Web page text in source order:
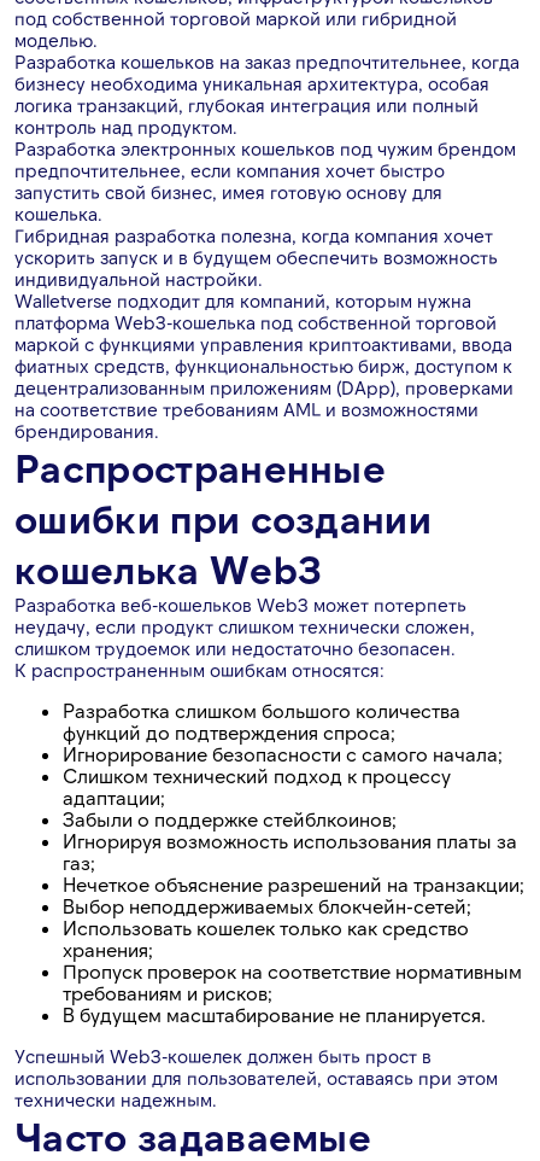
под собственной торговой маркой или гибридной
моделью.
Разработка кошельков на заказ предпочтительнее, когда
бизнесу необходима уникальная архитектура, особая
логика транзакций, глубокая интеграция или полный
контроль над продуктом.
Разработка электронных кошельков под чужим брендом
предпочтительнее, если компания хочет быстро
запустить свой бизнес, имея готовую основу для
кошелька.
Гибридная разработка полезна, когда компания хочет
ускорить запуск и в будущем обеспечить возможность
индивидуальной настройки.
Walletverse подходит для компаний, которым нужна
платформа Web3-кошелька под собственной торговой
маркой с функциями управления криптоактивами, ввода
фиатных средств, функциональностью бирж, доступом к
децентрализованным приложениям (DApp), проверками
на соответствие требованиям AML и возможностями
брендирования.
Распространенные
ошибки при создании
кошелька Web3
Разработка веб-кошельков Web3 может потерпеть
неудачу, если продукт слишком технически сложен,
слишком трудоемок или недостаточно безопасен.
К распространенным ошибкам относятся:
Разработка слишком большого количества
функций до подтверждения спроса;
Игнорирование безопасности с самого начала;
Слишком технический подход к процессу
адаптации;
Забыли о поддержке стейблкоинов;
Игнорируя возможность использования платы за
газ;
Нечеткое объяснение разрешений на транзакции;
Выбор неподдерживаемых блокчейн-сетей;
Использовать кошелек только как средство
хранения;
Пропуск проверок на соответствие нормативным
требованиям и рисков;
В будущем масштабирование не планируется.
Успешный Web3-кошелек должен быть прост в
использовании для пользователей, оставаясь при этом
технически надежным.
Часто задаваемые